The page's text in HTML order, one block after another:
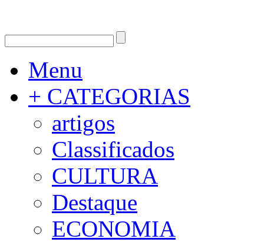
Menu
+ CATEGORIAS
artigos
Classificados
CULTURA
Destaque
ECONOMIA